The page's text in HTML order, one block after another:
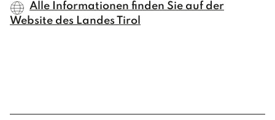
Alle Informationen finden Sie auf der
Website des Landes Tirol